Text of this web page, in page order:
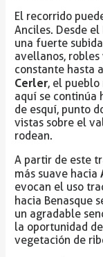
El recorrido
Anciles. Desde el
una fuerte
avellanos, robles
constante hasta
Cerler, el pueblo
aquí se continúa
de esquí, punto
vistas sobre el
rodean.
A partir de este
más suave hacia
evocan el uso
hacia Benasque
un agradable
la oportunidad
vegetación de